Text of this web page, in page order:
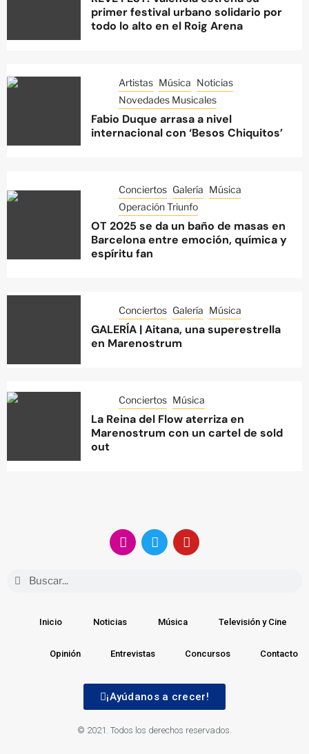
primer festival urbano solidario por
todo lo alto en el Roig Arena
Artistas Música Noticias
Novedades Musicales
Fabio Duque arrasa a nivel
internacional con ‘Besos Chiquitos’
Conciertos Galería Música
Operación Triunfo
OT 2025 se da un baño de masas en
Barcelona entre emoción, química y
espíritu fan
Conciertos Galería Música
GALERÍA | Aitana, una superestrella
en Marenostrum
Conciertos Música
La Reina del Flow aterriza en
Marenostrum con un cartel de sold
out
Inicio Noticias Música Televisión y Cine
Opinión Entrevistas Concursos Contacto
¡Ayúdanos a crecer!
© 2021. Todos los derechos reservados.